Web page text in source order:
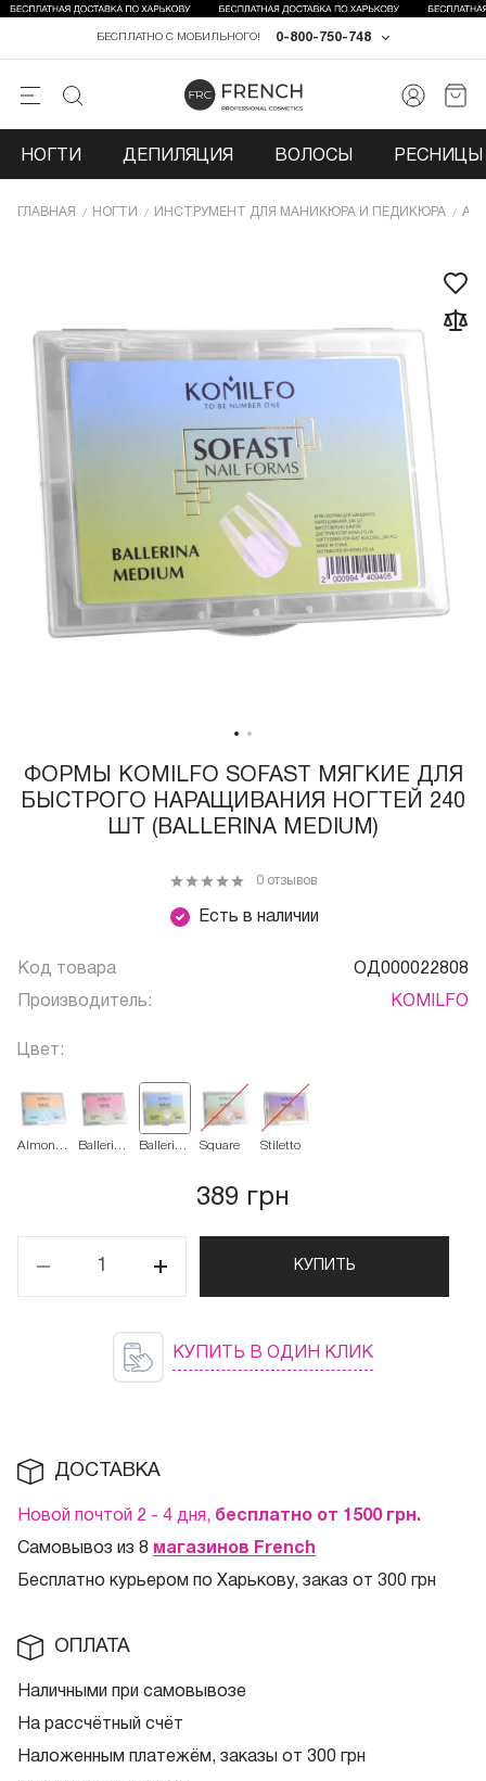
0-800-750-748
БЕСПЛАТНО С МОБИЛЬНОГО!
НОГТИ ДЕПИЛЯЦИЯ ВОЛОСЫ РЕСНИЦЫ
ГЛАВНАЯ НОГТИ ИНCТРУМЕНТ ДЛЯ МАНИКЮРА И ПЕДИКЮРА
ФОРМЫ KOMILFO SOFAST МЯГКИЕ ДЛЯ
БЫСТРОГО НАРАЩИВАНИЯ НОГТЕЙ 240
ШТ (BALLERINA MEDIUM)
Есть в наличии
0 отзывов
Код товара ОД000022808
Производитель: KOMILFO
Цвет:
Almond
Ballerina
Ballerina
Square Stiletto
389 грн
КУПИТЬ
КУПИТЬ В ОДИН КЛИК
ДОСТАВКА
Новой почтой 2 - 4 дня, бесплатно от 1500 грн.
Самовывоз из 8 магазинов French
Бесплатно курьером по Харькову, заказ от 300 грн
ОПЛАТА
Наличными при самовывозе
На рассчётный счёт
Наложенным платежём, заказы от 300 грн